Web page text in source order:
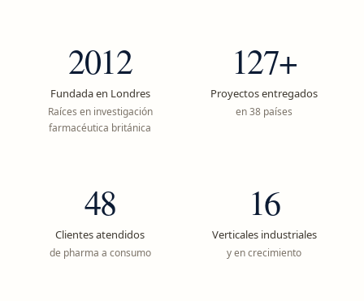
2012
Fundada en Londres
Raíces en investigación
farmacéutica británica
127+
Proyectos entregados
en 38 países
48
Clientes atendidos
de pharma a consumo
16
Verticales industriales
y en crecimiento